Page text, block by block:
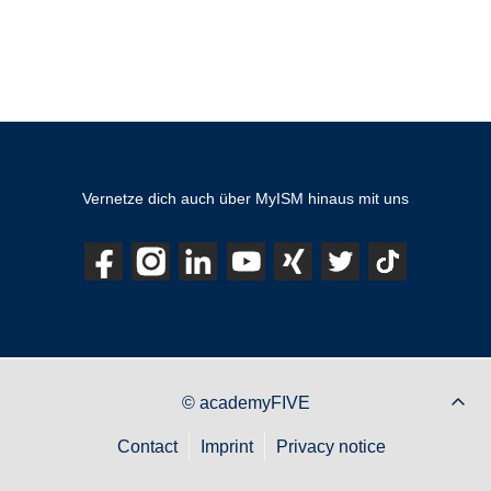
Vernetze dich auch über MyISM hinaus mit uns
© academyFIVE
Contact Imprint Privacy notice